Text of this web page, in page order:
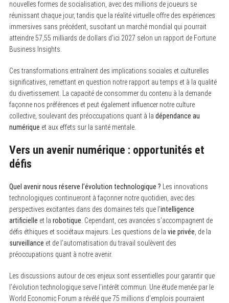
nouvelles formes de socialisation, avec des millions de joueurs se
réunissant chaque jour, tandis que la réalité virtuelle offre des expériences
immersives sans précédent, suscitant un marché mondial qui pourrait
atteindre 57,55 milliards de dollars d’ici 2027 selon un rapport de Fortune
Business Insights.
Ces transformations entraînent des implications sociales et culturelles
significatives, remettant en question notre rapport au temps et à la qualité
du divertissement. La capacité de consommer du contenu à la demande
façonne nos préférences et peut également influencer notre culture
collective, soulevant des préoccupations quant à la dépendance au
numérique et aux effets sur la santé mentale.
Vers un avenir numérique : opportunités et
défis
Quel avenir nous réserve l’évolution technologique ? Les innovations
technologiques continueront à façonner notre quotidien, avec des
perspectives excitantes dans des domaines tels que l’intelligence
artificielle et la robotique . Cependant, ces avancées s’accompagnent de
défis éthiques et sociétaux majeurs. Les questions de la vie privée , de la
surveillance et de l’automatisation du travail soulèvent des
préoccupations quant à notre avenir.
Les discussions autour de ces enjeux sont essentielles pour garantir que
l’évolution technologique serve l’intérêt commun. Une étude menée par le
World Economic Forum a révélé que 75 millions d’emplois pourraient